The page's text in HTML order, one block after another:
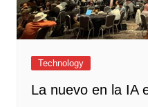
Technology
La nuevo en la IA